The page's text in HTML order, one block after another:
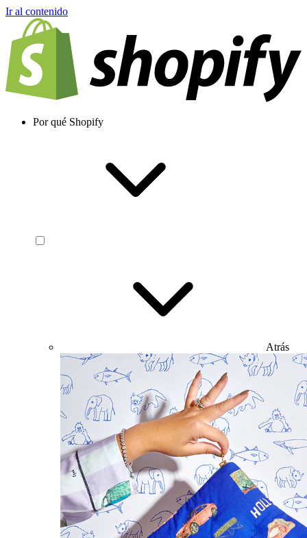
Ir al contenido
Por qué Shopify
Atrás